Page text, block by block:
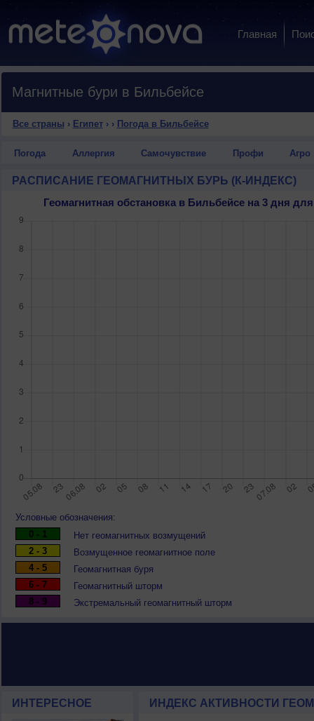
Главная
Магнитные бури в Бильбейсе
Все страны › Египет› › Погода в Бильбейсе
Погода Аллергия Самочувствие Профи Агро
РАСПИСАНИЕ ГЕОМАГНИТНЫХ БУРЬ (К-ИНДЕКС)
Геомагнитная обстановка в Бильбейсе на 3 дня
Условные обозначения:
0 - 1
Нет геомагнитных возмущений
2 - 3
Возмущенное геомагнитное поле
4 - 5
Геомагнитная буря
6 - 7
Геомагнитный шторм
8 - 9
Экстремальный геомагнитный шторм
ИНТЕРЕСНОЕ ИНДЕКС АКТИВНОСТИ